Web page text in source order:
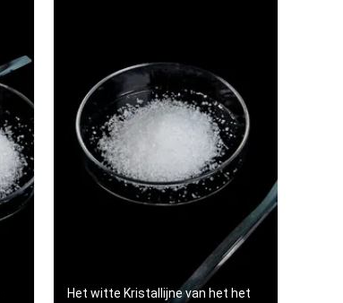
Het witte Kristallijne van het het